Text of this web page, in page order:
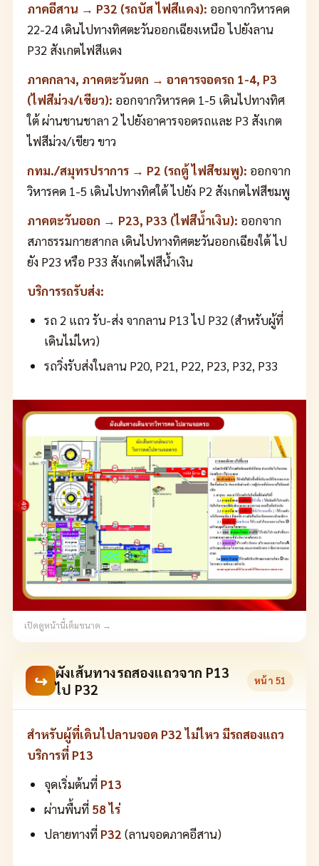
ภาคอีสาน → P32 (รถบัส ไฟสีแดง): ออกจากวิหารคด
22-24 เดินไปทางทิศตะวันออกเฉียงเหนือ ไปยังลาน
P32 สังเกตไฟสีแดง
ภาคกลาง, ภาคตะวันตก → อาคารจอดรถ 1-4, P3
(ไฟสีม่วง/เขียว): ออกจากวิหารคด 1-5 เดินไปทางทิศ
ใต้ ผ่านชานชาลา 2 ไปยังอาคารจอดรถและ P3 สังเกต
ไฟสีม่วง/เขียว ขาว
กทม./สมุทรปราการ → P2 (รถตู้ ไฟสีชมพู): ออกจาก
วิหารคด 1-5 เดินไปทางทิศใต้ ไปยัง P2 สังเกตไฟสีชมพู
ภาคตะวันออก → P23, P33 (ไฟสีน้ำเงิน): ออกจาก
สภาธรรมกายสากล เดินไปทางทิศตะวันออกเฉียงใต้ ไป
ยัง P23 หรือ P33 สังเกตไฟสีน้ำเงิน
บริการรถรับส่ง:
รถ 2 แถว รับ-ส่ง จากลาน P13 ไป P32 (สำหรับผู้ที่
เดินไม่ไหว)
รถวิ่งรับส่งในลาน P20, P21, P22, P23, P32, P33
เปิดดูหน้านี้เต็มขนาด →
↪ ผังเส้นทางรถสองแถวจาก P13
ไป P32
หน้า 51
สำหรับผู้ที่เดินไปลานจอด P32 ไม่ไหว มีรถสองแถว
บริการที่ P13
จุดเริ่มต้นที่ P13
ผ่านพื้นที่ 58 ไร่
ปลายทางที่ P32 (ลานจอดภาคอีสาน)